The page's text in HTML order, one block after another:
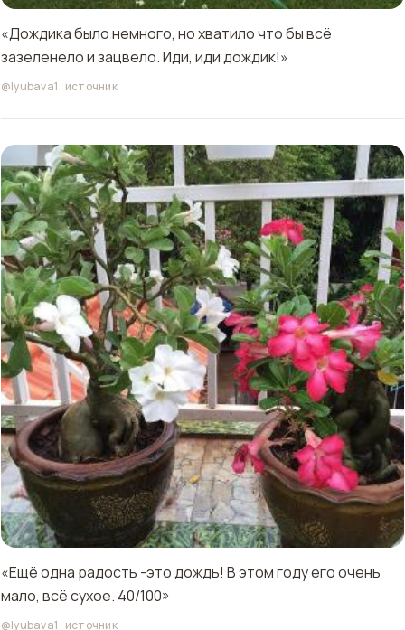
«Дождика было немного, но хватило что бы всё
зазеленело и зацвело. Иди, иди дождик!»
@lyubava1 · источник
«Ещё одна радость -это дождь! В этом году его очень
мало, всё сухое. 40/100»
@lyubava1 · источник